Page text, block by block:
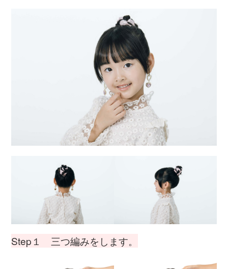
Step１ 三つ編みをします。